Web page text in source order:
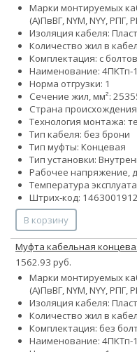
Марки монтируемых
(А)ПвВГ, NYM, NYY, РПГ,
Изоляция кабеля:
Количество жил в
Комплектация: с
Наименование: 4ПКТп-
Норма отгрузки: 1
Сечение жил, мм²: 2535
Страна
Технология монтажа:
Тип кабеля: без брони
Тип муфты: Концевая
Тип установки:
Рабочее напряжение,
Температура
Штрих-код:
В корзину
Муфта кабельная
1562.93 руб.
Марки монтируемых
(А)ПвВГ, NYM, NYY, РПГ,
Изоляция кабеля:
Количество жил в
Комплектация: без
Наименование: 4ПКТп-